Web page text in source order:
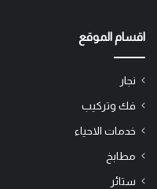
اقسام الموقع
نجار
فك وتركيب
خدمات الاحياء
مطابخ
ستائر